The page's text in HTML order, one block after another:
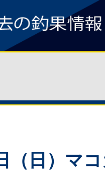
（日）マ